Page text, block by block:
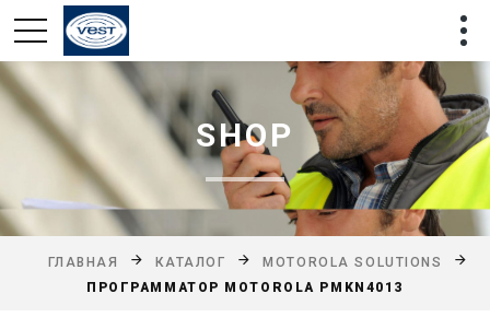
SHOP
ГЛАВНАЯ КАТАЛОГ
MOTOROLA SOLUTIONS
ПРОГРАММАТОР MOTOROLA PMKN4013